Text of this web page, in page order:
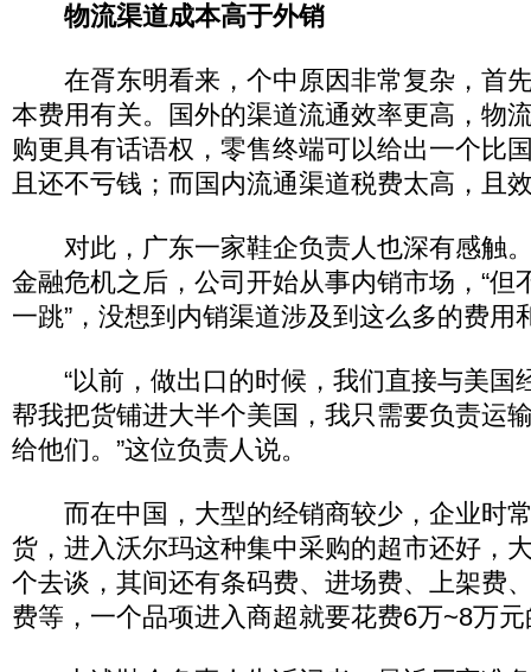
物流渠道成本高于外销
在胥东明看来，个中原因非常复杂，首
本费用有关。国外的渠道流通效率更高，物
购更具有话语权，零售终端可以给出一个比
且还不亏钱；而国内流通渠道税费太高，且
对此，广东一家鞋企负责人也深有感触
金融危机之后，公司开始从事内销市场，“但
一跳”，没想到内销渠道涉及到这么多的费用
“以前，做出口的时候，我们直接与美国
帮我把货铺进大半个美国，我只需要负责运
给他们。”这位负责人说。
而在中国，大型的经销商较少，企业时
货，进入沃尔玛这种集中采购的超市还好，
个去谈，其间还有条码费、进场费、上架费
费等，一个品项进入商超就要花费6万~8万